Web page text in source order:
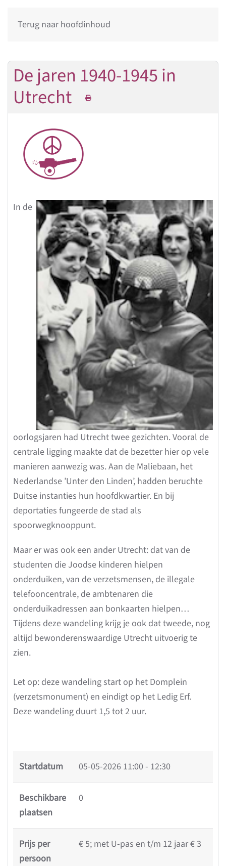
Terug naar hoofdinhoud
De jaren 1940-1945 in
Utrecht
In de
oorlogsjaren had Utrecht twee gezichten. Vooral de
centrale ligging maakte dat de bezetter hier op vele
manieren aanwezig was. Aan de Maliebaan, het
Nederlandse ’Unter den Linden’, hadden beruchte
Duitse instanties hun hoofdkwartier. En bij
deportaties fungeerde de stad als
spoorwegknooppunt.
Maar er was ook een ander Utrecht: dat van de
studenten die Joodse kinderen hielpen
onderduiken, van de verzetsmensen, de illegale
telefooncentrale, de ambtenaren die
onderduikadressen aan bonkaarten hielpen…
Tijdens deze wandeling krijg je ook dat tweede, nog
altijd bewonderenswaardige Utrecht uitvoerig te
zien.
Let op: deze wandeling start op het Domplein
(verzetsmonument) en eindigt op het Ledig Erf.
Deze wandeling duurt 1,5 tot 2 uur.
Startdatum 05-05-2026 11:00 - 12:30
Beschikbare
plaatsen
0
Prijs per
persoon
€ 5; met U-pas en t/m 12 jaar € 3